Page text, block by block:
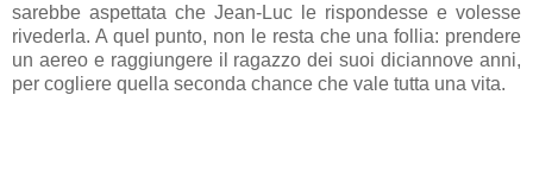
sarebbe aspettata che Jean-Luc le rispondesse e volesse
rivederla. A quel punto, non le resta che una follia: prendere
un aereo e raggiungere il ragazzo dei suoi diciannove anni,
per cogliere quella seconda chance che vale tutta una vita.